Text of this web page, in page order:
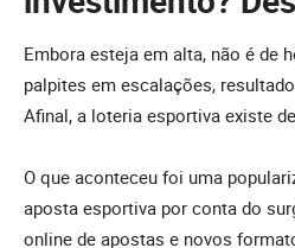
Embora esteja em alta, não é de
palpites em escalações,
Afinal, a loteria esportiva existe
O que aconteceu foi uma
aposta esportiva por conta do
online de apostas e novos